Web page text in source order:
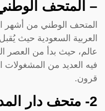
– المتحف
المتحف الوطني من أشهر
العربية السعودية حيث
عالم، حيث بدأ من العصر
فيه العديد من المشغولات
قرون.
2- متحف دار المدينة